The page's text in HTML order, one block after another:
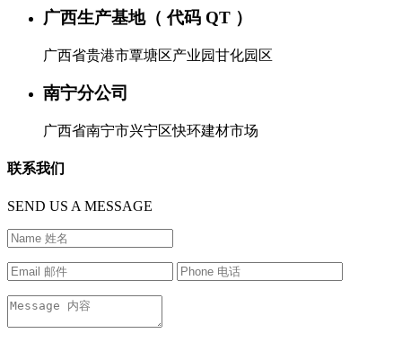
广西生产基地（ 代码 QT ）
广西省贵港市覃塘区产业园甘化园区
南宁分公司
广西省南宁市兴宁区快环建材市场
联系我们
SEND US A MESSAGE